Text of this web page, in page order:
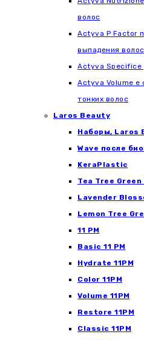
волос
Actyva P Factor
выпадения волос
Actyva Specifice
Actyva Volume e
тонких волос
Laros Beauty
Наборы, Laros
Wave после
KeraPlastic
Tea Tree
Lavender
Lemon Tree
11 PM
Basic 11 PM
Hydrate 11PM
Color 11PM
Volume 11PM
Restore 11PM
Classic 11PM